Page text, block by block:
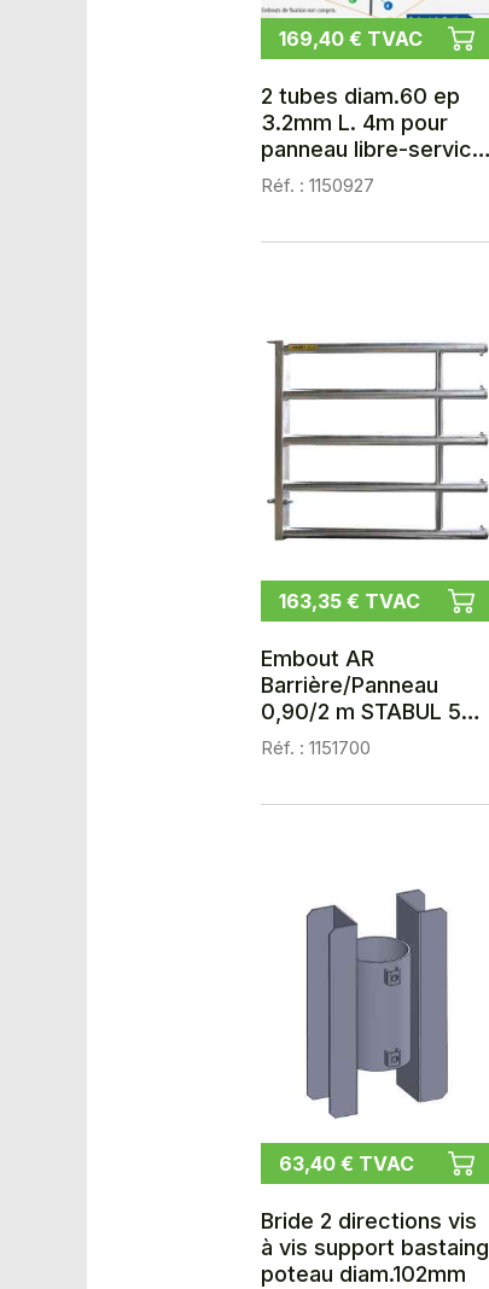
169,40 € TVAC
2 tubes diam.60 ep
3.2mm L. 4m pour
panneau libre-service
oblique en kit
Réf. : 1150927
163,35 € TVAC
Embout AR
Barrière/Panneau
0,90/2 m STABUL 5
lisses diam.60,3
Réf. : 1151700
63,40 € TVAC
Bride 2 directions vis
à vis support bastaing
poteau diam.102mm